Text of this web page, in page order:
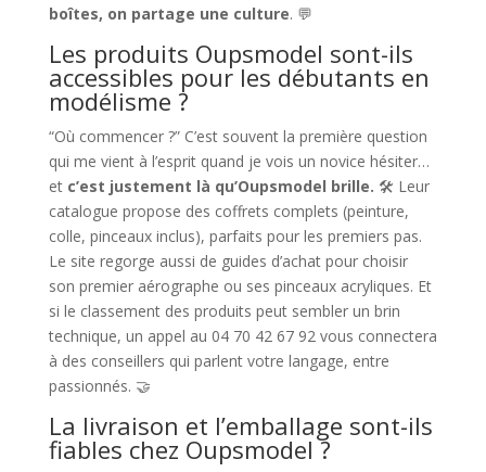
boîtes, on partage une culture. 💬
Les produits Oupsmodel sont-ils
accessibles pour les débutants en
modélisme ?
“Où commencer ?” C’est souvent la première question
qui me vient à l’esprit quand je vois un novice hésiter…
et c’est justement là qu’Oupsmodel brille. 🛠️ Leur
catalogue propose des coffrets complets (peinture,
colle, pinceaux inclus), parfaits pour les premiers pas.
Le site regorge aussi de guides d’achat pour choisir
son premier aérographe ou ses pinceaux acryliques. Et
si le classement des produits peut sembler un brin
technique, un appel au 04 70 42 67 92 vous connectera
à des conseillers qui parlent votre langage, entre
passionnés. 🤝
La livraison et l’emballage sont-ils
fiables chez Oupsmodel ?